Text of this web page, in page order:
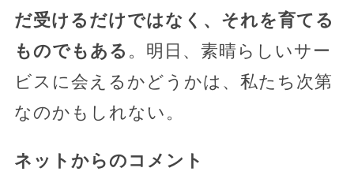
だ受けるだけではなく、それを育てる
ものでもある 。明日、素晴らしいサー
ビスに会えるかどうかは、私たち次第
なのかもしれない。
ネットからのコメント